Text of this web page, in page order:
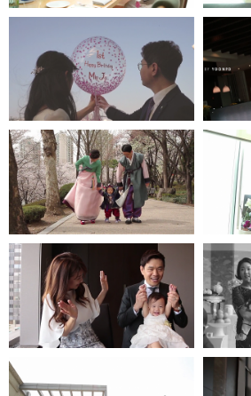
한강오엔 - 인스타 1분영상
더다이닝호스
프라자호텔